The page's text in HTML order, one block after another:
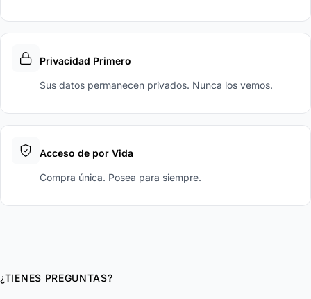
Privacidad Primero
Sus datos permanecen privados. Nunca los vemos.
Acceso de por Vida
Compra única. Posea para siempre.
¿TIENES PREGUNTAS?